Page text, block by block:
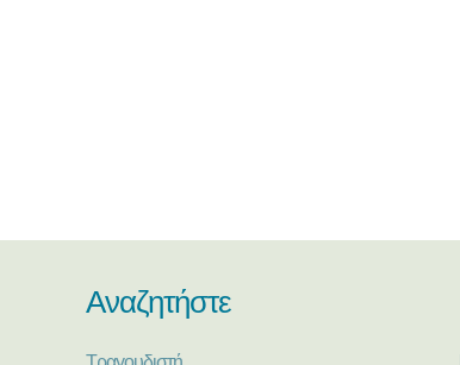
Αναζητήστε